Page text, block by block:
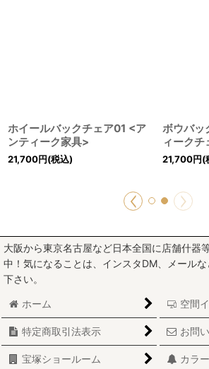
ホイールバックチェア01 <ア
ンティーク家具>
21,700円(税込)
ボウバッ
ィークチ
21,700円(
大阪から東京名古屋など日本全国に店舗什器
中！気になることは、インスタDM、メール
下さい。
ホーム 空間
特定商取引法表示 お問
宝塚ショールーム カラ